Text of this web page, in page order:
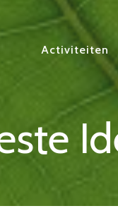
Activiteiten